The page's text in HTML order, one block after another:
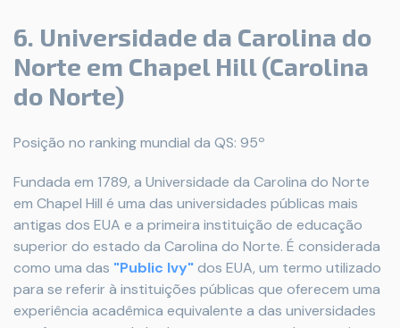
6. Universidade da Carolina do
Norte em Chapel Hill (Carolina
do Norte)
Posição no ranking mundial da QS: 95º
Fundada em 1789, a Universidade da Carolina do Norte
em Chapel Hill é uma das universidades públicas mais
antigas dos EUA e a primeira instituição de educação
superior do estado da Carolina do Norte. É considerada
como uma das "Public Ivy"dos EUA, um termo utilizado
para se referir à instituições públicas que oferecem uma
experiência acadêmica equivalente a das universidades